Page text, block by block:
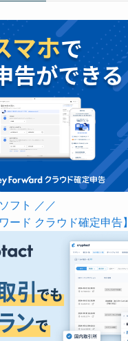
フト ／／
ード クラウド確定申告】